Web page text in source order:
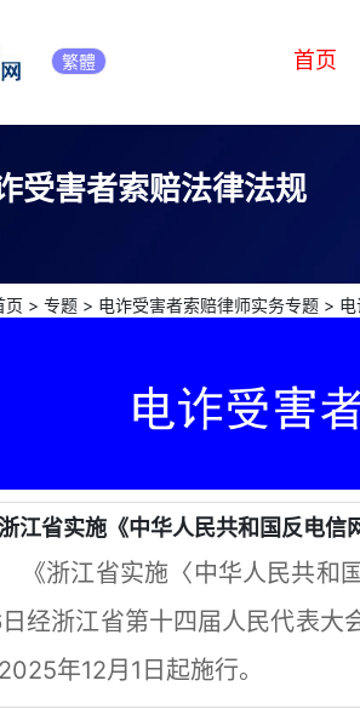
繁體 首页
受害者索赔法律法规
页 > 专题> 电诈受害者索赔律师实务专题>
江省实施《中华人民共和国反电信
《浙江省实施〈中华人民共
经浙江省第十四届人民代表大
年12月1日起施行。